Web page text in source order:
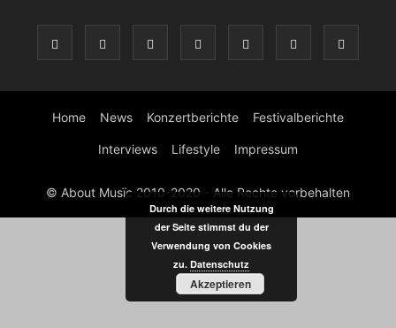
Home News Konzertberichte Festivalberichte
Interviews Lifestyle Impressum
© About Musïc 2010-2020 - Alle Rechte vorbehalten
Durch die weitere Nutzung
der Seite stimmst du der
Verwendung von Cookies
zu. Datenschutz
Akzeptieren